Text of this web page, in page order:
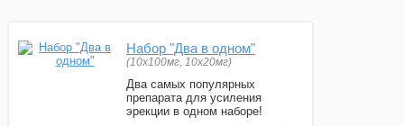
Набор "Два в одном"
(10x100мг, 10x20мг)
Два самых популярных
препарата для усиления
эрекции в одном наборе!